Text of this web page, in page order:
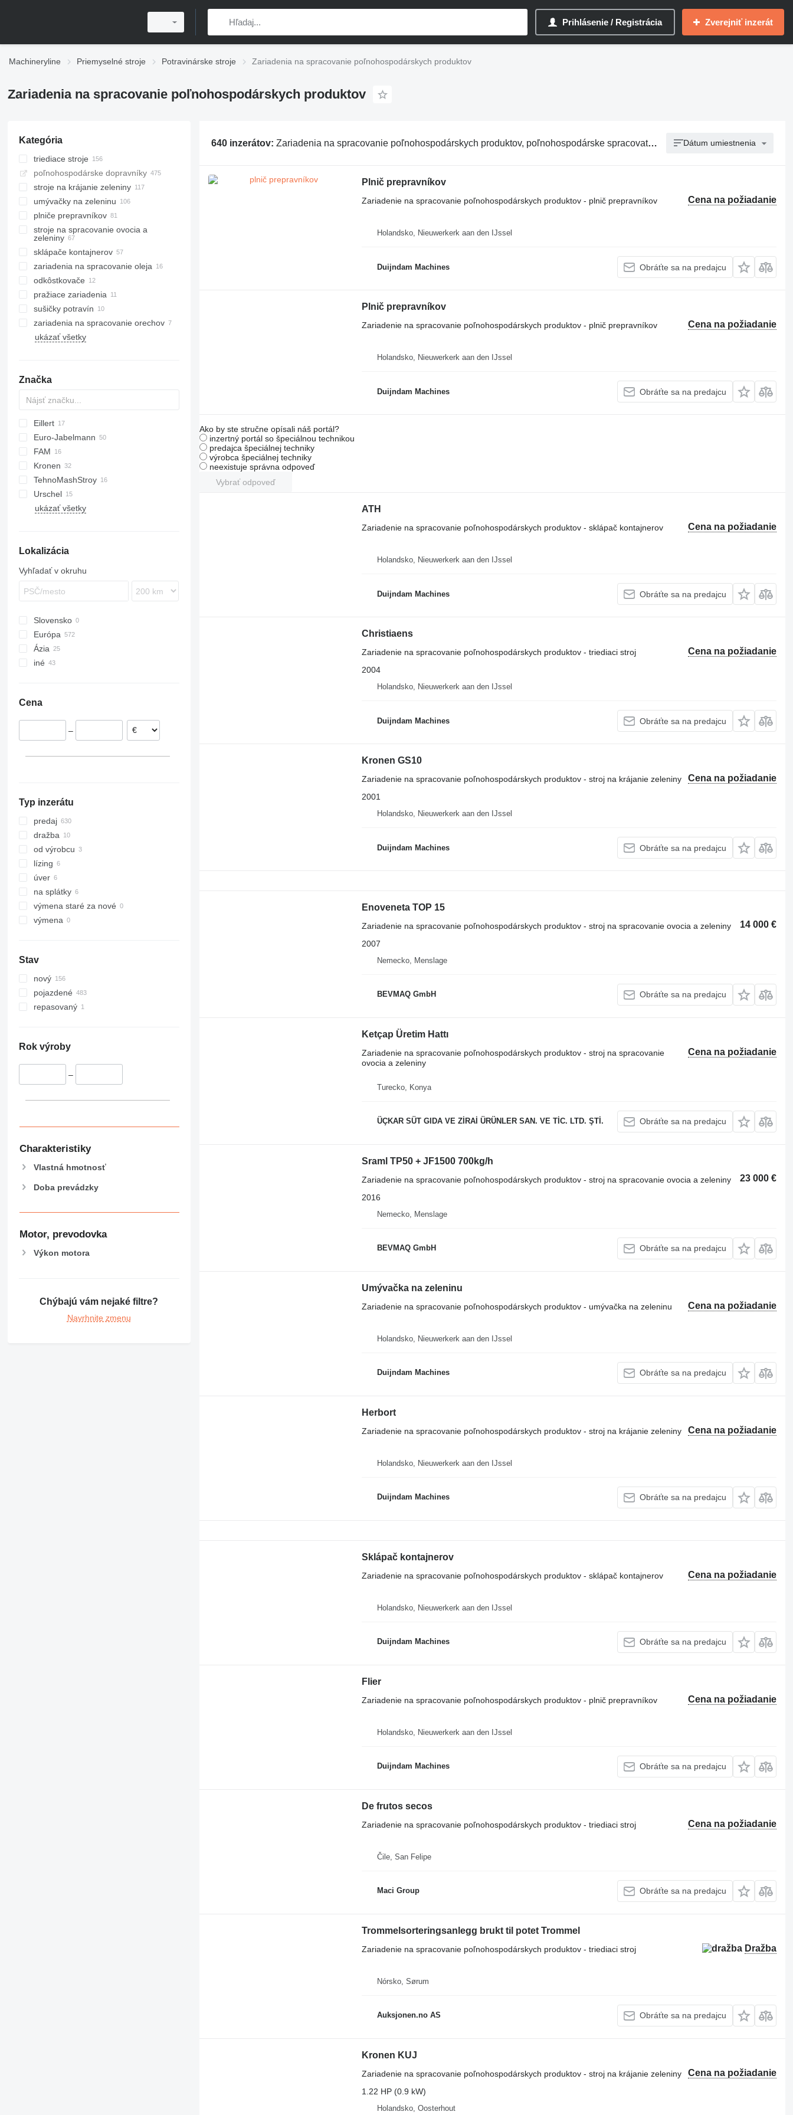
Prihlásenie / Registrácia Zverejniť inzerát
Machineryline Priemyselné stroje Potravinárske stroje Zariadenia na spracovanie poľnohospodárskych produktov
Zariadenia na spracovanie poľnohospodárskych produktov
Kategória
triediace stroje
poľnohospodárske dopravníky
stroje na krájanie zeleniny
umývačky na zeleninu
plniče prepravníkov
stroje na spracovanie ovocia a
zeleniny
sklápače kontajnerov
zariadenia na spracovanie oleja
odkôstkovače
pražiace zariadenia
sušičky potravín
zariadenia na spracovanie orechov
ukázať všetky
Značka
E-series
G-series
KG
Eillert
Euro-Jabelmann
FAM
RH
HKN
Kronen
TehnoMashStroy
Urschel
ukázať všetky
Lokalizácia
Vyhľadať v okruhu
Slovensko
Európa
Portugalsko
Nórsko
Ázia
iné
Čile
Cena
–
Typ inzerátu
predaj
dražba
od výrobcu
lízing
úver
na splátky
výmena staré za nové
výmena
Stav
nový
pojazdené
repasovaný
Rok výroby
–
Charakteristiky
Vlastná hmotnosť
Doba prevádzky
Motor, prevodovka
Výkon motora
Chýbajú vám nejaké filtre?
Navrhnite zmenu
640 inzerátov: Zariadenia na spracovanie poľnohospodárskych produktov, poľnohospodárske spracovateľské stroje Dátum umiestnenia
Plnič prepravníkov
Cena na požiadanie
Zariadenie na spracovanie poľnohospodárskych produktov - plnič prepravníkov
Holandsko, Nieuwerkerk aan den IJssel
Duijndam Machines Obráťte sa na predajcu
Plnič prepravníkov
Cena na požiadanie
Zariadenie na spracovanie poľnohospodárskych produktov - plnič prepravníkov
Holandsko, Nieuwerkerk aan den IJssel
Duijndam Machines Obráťte sa na predajcu
Ako by ste stručne opísali náš portál?
inzertný portál so špeciálnou technikou
predajca špeciálnej techniky
výrobca špeciálnej techniky
neexistuje správna odpoveď
Vybrať odpoveď
ATH
Cena na požiadanie
Zariadenie na spracovanie poľnohospodárskych produktov - sklápač kontajnerov
Holandsko, Nieuwerkerk aan den IJssel
Duijndam Machines Obráťte sa na predajcu
Christiaens
Cena na požiadanie
Zariadenie na spracovanie poľnohospodárskych produktov - triediaci stroj
2004
Holandsko, Nieuwerkerk aan den IJssel
Duijndam Machines Obráťte sa na predajcu
Kronen GS10
Cena na požiadanie
Zariadenie na spracovanie poľnohospodárskych produktov - stroj na krájanie zeleniny
2001
Holandsko, Nieuwerkerk aan den IJssel
Duijndam Machines Obráťte sa na predajcu
Enoveneta TOP 15
14 000 €
Zariadenie na spracovanie poľnohospodárskych produktov - stroj na spracovanie ovocia a zeleniny
2007
Nemecko, Menslage
BEVMAQ GmbH Obráťte sa na predajcu
Ketçap Üretim Hattı
Cena na požiadanie
Zariadenie na spracovanie poľnohospodárskych produktov - stroj na spracovanie
ovocia a zeleniny
Turecko, Konya
ÜÇKAR SÜT GIDA VE ZİRAİ ÜRÜNLER SAN. VE TİC. LTD. ŞTİ. Obráťte sa na predajcu
Sraml TP50 + JF1500 700kg/h
23 000 €
Zariadenie na spracovanie poľnohospodárskych produktov - stroj na spracovanie ovocia a zeleniny
2016
Nemecko, Menslage
BEVMAQ GmbH Obráťte sa na predajcu
Umývačka na zeleninu
Cena na požiadanie
Zariadenie na spracovanie poľnohospodárskych produktov - umývačka na zeleninu
Holandsko, Nieuwerkerk aan den IJssel
Duijndam Machines Obráťte sa na predajcu
Herbort
Cena na požiadanie
Zariadenie na spracovanie poľnohospodárskych produktov - stroj na krájanie zeleniny
Holandsko, Nieuwerkerk aan den IJssel
Duijndam Machines Obráťte sa na predajcu
Sklápač kontajnerov
Cena na požiadanie
Zariadenie na spracovanie poľnohospodárskych produktov - sklápač kontajnerov
Holandsko, Nieuwerkerk aan den IJssel
Duijndam Machines Obráťte sa na predajcu
Flier
Cena na požiadanie
Zariadenie na spracovanie poľnohospodárskych produktov - plnič prepravníkov
Holandsko, Nieuwerkerk aan den IJssel
Duijndam Machines Obráťte sa na predajcu
De frutos secos
Cena na požiadanie
Zariadenie na spracovanie poľnohospodárskych produktov - triediaci stroj
Čile, San Felipe
Maci Group Obráťte sa na predajcu
Trommelsorteringsanlegg brukt til potet Trommel
Dražba
Zariadenie na spracovanie poľnohospodárskych produktov - triediaci stroj
Nórsko, Sørum
Auksjonen.no AS Obráťte sa na predajcu
Kronen KUJ
Cena na požiadanie
Zariadenie na spracovanie poľnohospodárskych produktov - stroj na krájanie zeleniny
1.22 HP (0.9 kW)
Holandsko, Oosterhout